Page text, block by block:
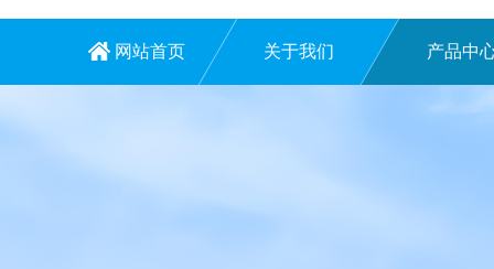
网站首页 关于我们 产品中